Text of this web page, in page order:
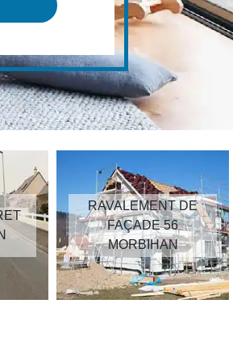
RAVALEMENT DE
FAÇADE 56
MORBIHAN